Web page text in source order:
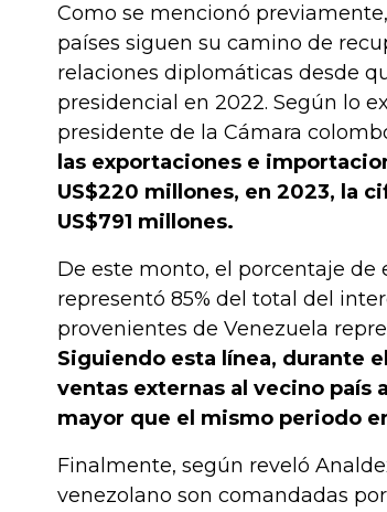
Como se mencionó
países siguen su camino de
relaciones diplomáticas desde
presidencial en 2022. Según lo
presidente de la Cámara
las exportaciones e
US$220 millones, en 2023, la
US$791 millones.
De este monto, el porcentaje de
representó 85% del total del
provenientes de Venezuela
Siguiendo esta línea, durante
ventas externas al vecino país
mayor que el mismo periodo
Finalmente, según reveló
venezolano son comandadas